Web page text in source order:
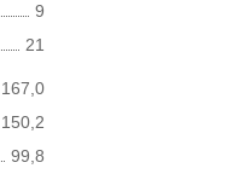
9
21
167,0
150,2
99,8